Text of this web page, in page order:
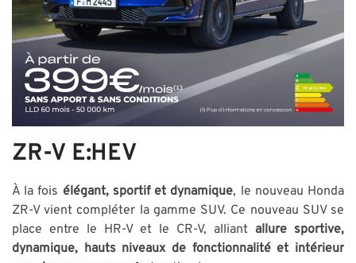
ZR-V E:HEV
À la fois élégant, sportif et dynamique, le nouveau Honda
ZR-V vient compléter la gamme SUV. Ce nouveau SUV se
place entre le HR-V et le CR-V, alliant allure sportive,
dynamique, hauts niveaux de fonctionnalité et intérieur